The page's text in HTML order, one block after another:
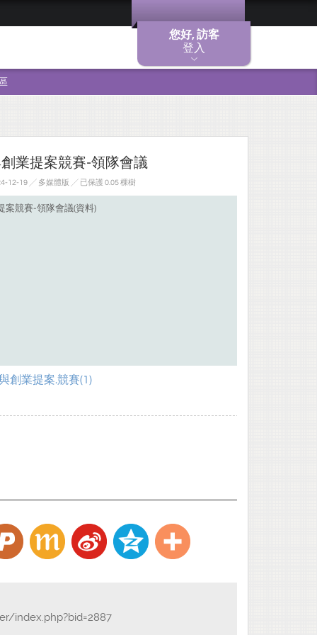
您好, 訪客
登入
業提案競賽-領隊會議
12-19 ╱ 多媒體版 ╱ 已保護 0.05 棵樹
案競賽-領隊會議(資料)
創業提案.競賽(1)
index.php?bid=2887